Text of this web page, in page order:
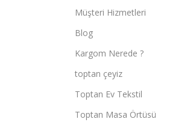
Müşteri Hizmetleri
Blog
Kargom Nerede ?
toptan çeyiz
Toptan Ev Tekstil
Toptan Masa Örtüsü